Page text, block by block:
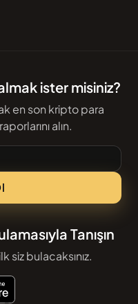
ister misiniz?
en son kripto para
alın.
Tanışın
siz bulacaksınız.